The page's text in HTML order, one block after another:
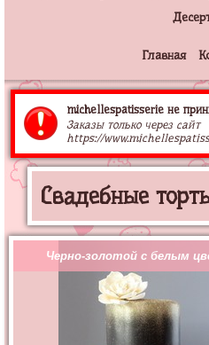
Главная
michellespatisserie не
Заказы только через сайт
https://
Свадебные
Черно-золотой с белым